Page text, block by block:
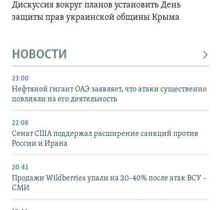
Дискуссия вокруг планов установить День
защиты прав украинской общины Крыма
НОВОСТИ
23:00
Нефтяной гигант ОАЭ заявляет, что атаки существенно
повлияли на его деятельность
22:08
Сенат США поддержал расширение санкций против
России и Ирана
20:41
Продажи Wildberries упали на 20-40% после атак ВСУ –
СМИ